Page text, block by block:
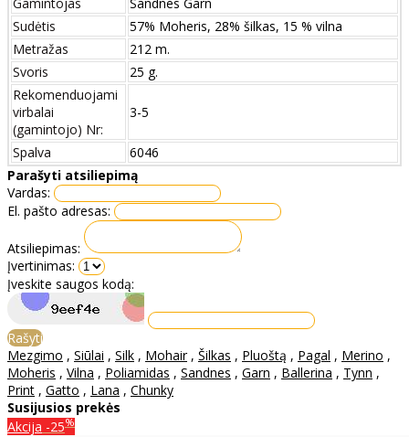
Sudėtis
57% Moheris, 28% šilkas, 15 % vilna
Metražas
212 m.
Svoris
25 g.
Rekomenduojami
virbalai
(gamintojo) Nr:
3-5
Spalva
6046
Parašyti atsiliepimą
Vardas:
El. pašto adresas:
Atsiliepimas:
Įvertinimas:
Įveskite saugos kodą:
Rašyti
Mezgimo , Siūlai , Silk , Mohair, Šilkas , Pluoštą , Pagal , Merino ,
Moheris , Vilna , Poliamidas , Sandnes , Garn , Ballerina , Tynn ,
Print , Gatto , Lana , Chunky
Susijusios prekės
Akcija -25%